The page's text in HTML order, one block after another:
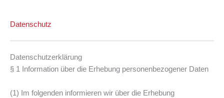
Datenschutz
Datenschutzerklärung
§ 1 Information über die Erhebung personenbezogener Daten
(1) Im folgenden informieren wir über die Erhebung